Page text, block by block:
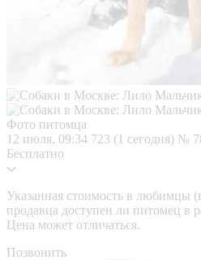
Фото питомца
12 июля, 09:34 723 (1 сегодня) №
Бесплатно
Указанная стоимость в любимцы
продавца доступен ли питомец в
Цена может отличаться.
Позвонить